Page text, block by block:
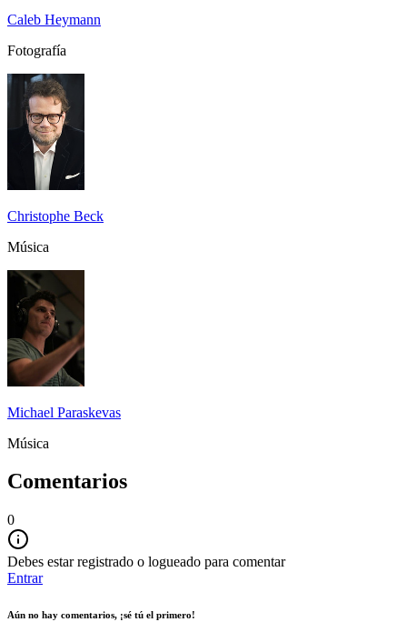
Caleb Heymann
Fotografía
Christophe Beck
Música
Michael Paraskevas
Música
Comentarios
0
Debes estar registrado o logueado para comentar
Entrar
Aún no hay comentarios, ¡sé tú el primero!